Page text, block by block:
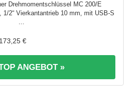
Drehmomentschlüssel MC 200/E
1/2“ Vierkantantrieb 10 mm, mit USB-S
...
173,25 €
ANGEBOT »